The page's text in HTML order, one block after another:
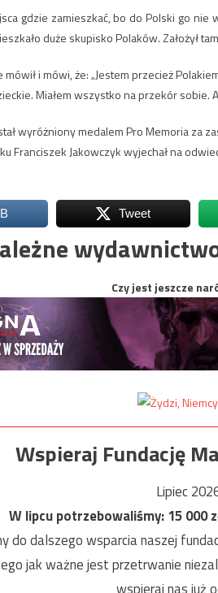
gdzie zamieszkać, bo do Polski go nie
duże skupisko Polaków. Założył
i mówi, że: „Jestem przecież
Miałem wszystko na przekór sobie.
wyróżniony medalem Pro Memoria za
Franciszek Jakowczyk wyjechał na
Tweet
Czy jest jeszcze
Wspieraj Fundację
Lipiec
W lipcu potrzebowaliśmy:15 000
do dalszego wsparcia naszej
jak ważne jest przetrwanie